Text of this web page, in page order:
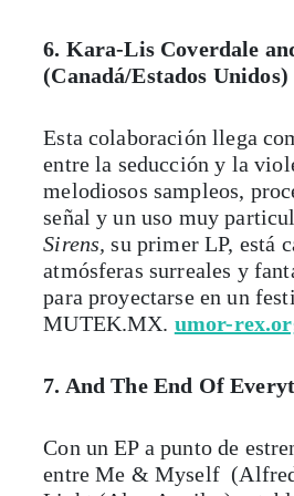
6. Kara-Lis Coverdale
(Canadá/Estados Unidos)
Esta colaboración llega
entre la seducción y la
melodiosos sampleos,
señal y un uso muy
Sirens, su primer LP, está
atmósferas surreales y
para proyectarse en un
MUTEK.MX. umor-
7. And The End Of
Con un EP a punto de
entre Me & Myself